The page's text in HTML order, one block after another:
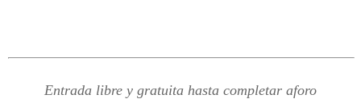
Entrada libre y gratuita hasta completar aforo